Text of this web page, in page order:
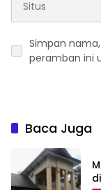
Simpan
peramban ini
Baca Juga